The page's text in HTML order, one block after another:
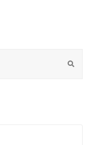
Submit